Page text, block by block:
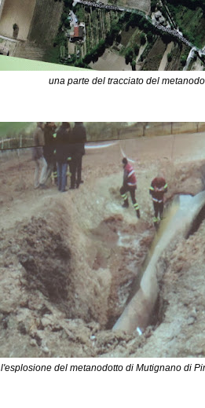
una parte del tracciato del
l'esplosione del metanodotto di Mutignano di